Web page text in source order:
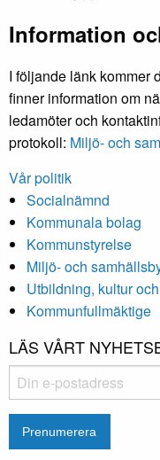
Information
I följande länk kommer
finner information om
ledamöter och
protokoll: Miljö- och
Vår politik
Socialnämnd
Kommunala bolag
Kommunstyrelse
Miljö- och
Utbildning, kultur
Kommunfullmäktige
LÄS VÅRT